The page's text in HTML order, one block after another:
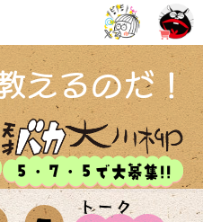
えるのだ！
５・７・５で大募集!!
トーク